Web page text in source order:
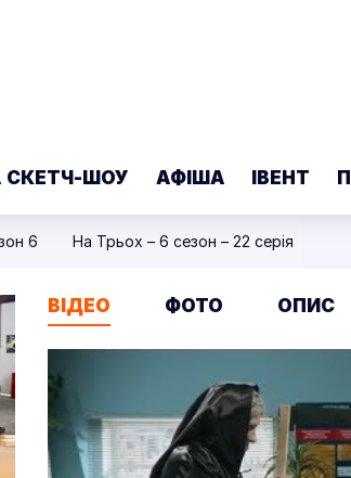
СКЕТЧ-ШОУ АФІША ІВЕНТ
6 На Трьох – 6 сезон – 22 серія
ВІДЕО ФОТО ОПИС